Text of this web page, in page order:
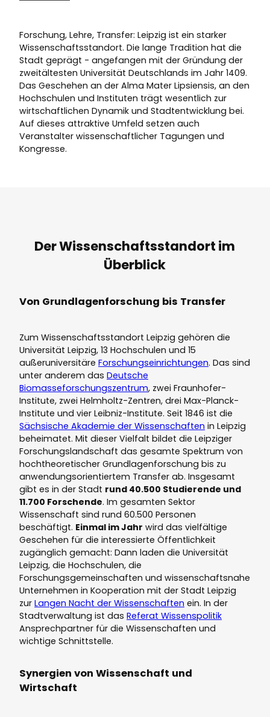
Forschung, Lehre, Transfer: Leipzig ist ein starker
Wissenschaftsstandort. Die lange Tradition hat die
Stadt geprägt - angefangen mit der Gründung der
zweitältesten Universität Deutschlands im Jahr 1409.
Das Geschehen an der Alma Mater Lipsiensis, an den
Hochschulen und Instituten trägt wesentlich zur
wirtschaftlichen Dynamik und Stadtentwicklung bei.
Auf dieses attraktive Umfeld setzen auch
Veranstalter wissenschaftlicher Tagungen und
Kongresse.
Der Wissenschaftsstandort im
Überblick
Von Grundlagenforschung bis Transfer
Zum Wissenschaftsstandort Leipzig gehören die
Universität Leipzig, 13 Hochschulen und 15
außeruniversitäre Forschungseinrichtungen. Das sind
unter anderem das Deutsche
Biomasseforschungszentrum, zwei Fraunhofer-
Institute, zwei Helmholtz-Zentren, drei Max-Planck-
Institute und vier Leibniz-Institute. Seit 1846 ist die
Sächsische Akademie der Wissenschaften in Leipzig
beheimatet. Mit dieser Vielfalt bildet die Leipziger
Forschungslandschaft das gesamte Spektrum von
hochtheoretischer Grundlagenforschung bis zu
anwendungsorientiertem Transfer ab. Insgesamt
gibt es in der Stadt rund 40.500 Studierende und
11.700 Forschende. Im gesamten Sektor
Wissenschaft sind rund 60.500 Personen
beschäftigt. Einmal im Jahr wird das vielfältige
Geschehen für die interessierte Öffentlichkeit
zugänglich gemacht: Dann laden die Universität
Leipzig, die Hochschulen, die
Forschungsgemeinschaften und wissenschaftsnahe
Unternehmen in Kooperation mit der Stadt Leipzig
zur Langen Nacht der Wissenschaften ein. In der
Stadtverwaltung ist das Referat Wissenspolitik
Ansprechpartner für die Wissenschaften und
wichtige Schnittstelle.
Synergien von Wissenschaft und
Wirtschaft